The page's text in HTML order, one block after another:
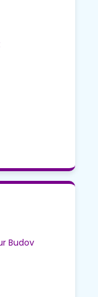
Budov